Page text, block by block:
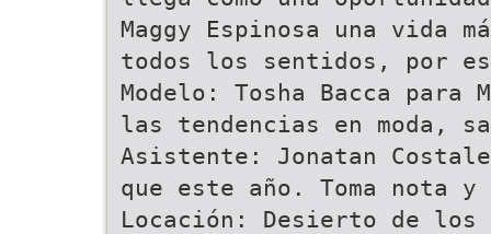
Maggy Espinosa una vida
todos los sentidos, por
Modelo: Tosha Bacca para
las tendencias en moda,
Asistente: Jonatan
que este año. Toma nota y
Locación: Desierto de los